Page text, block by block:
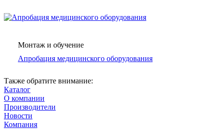
Монтаж и обучение
Апробация медицинского оборудования
Также обратите внимание:
Каталог
О компании
Производители
Новости
Компания